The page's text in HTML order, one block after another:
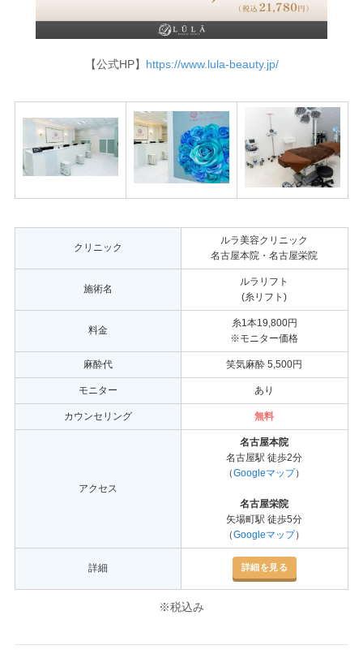
【公式HP】 https://www.lula-beauty.jp/
クリニック
ルラ美容クリニック
名古屋本院・名古屋栄院
施術名
ルラリフト
(糸リフト)
料金
糸1本19,800円
※モニター価格
麻酔代 笑気麻酔 5,500円
モニター あり
カウンセリング 無料
アクセス
名古屋本院
名古屋駅 徒歩2分
（Googleマップ）
名古屋栄院
矢場町駅 徒歩5分
（Googleマップ）
詳細 詳細を見る
※税込み